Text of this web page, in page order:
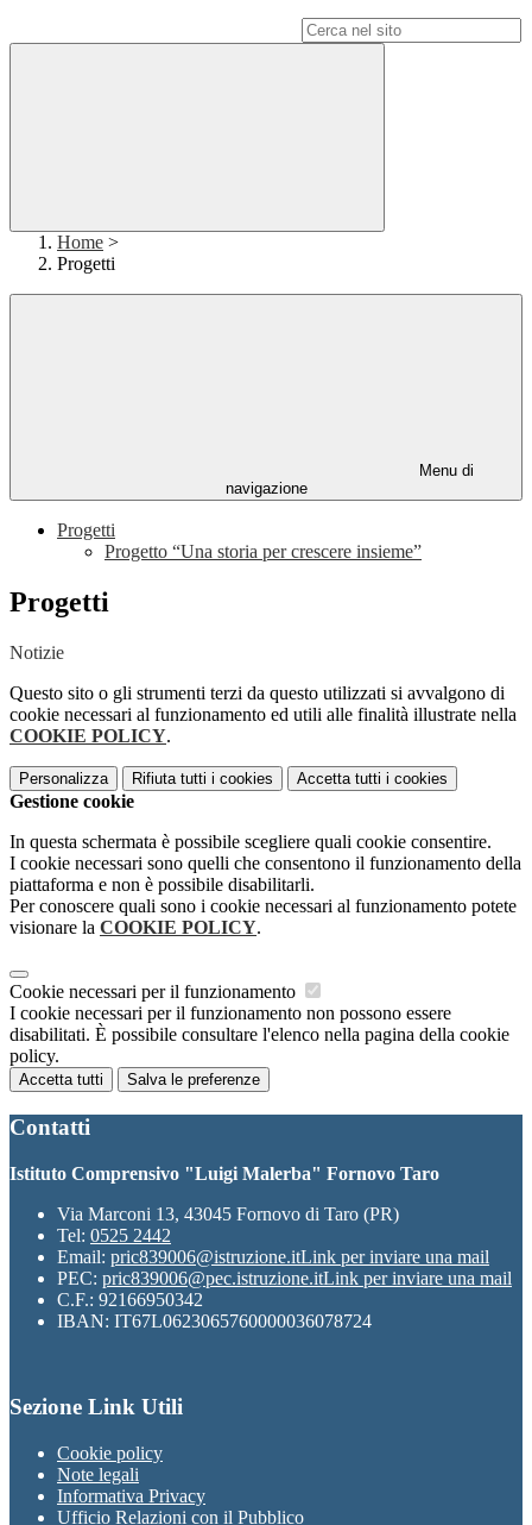
Home >
Progetti
Menu di
navigazione
Progetti
Progetto “Una storia per crescere insieme”
Progetti
Notizie
Questo sito o gli strumenti terzi da questo utilizzati si avvalgono di
cookie necessari al funzionamento ed utili alle finalità illustrate nella
COOKIE POLICY.
Personalizza Rifiuta tutti i cookies Accetta tutti i cookies
Gestione cookie
In questa schermata è possibile scegliere quali cookie consentire.
I cookie necessari sono quelli che consentono il funzionamento della
piattaforma e non è possibile disabilitarli.
Per conoscere quali sono i cookie necessari al funzionamento potete
visionare la COOKIE POLICY.
Cookie necessari per il funzionamento
I cookie necessari per il funzionamento non possono essere
disabilitati. È possibile consultare l'elenco nella pagina della cookie
policy.
Accetta tutti Salva le preferenze
Contatti
Istituto Comprensivo "Luigi Malerba" Fornovo Taro
Via Marconi 13, 43045 Fornovo di Taro (PR)
Tel: 0525 2442
Email: pric839006@istruzione.itLink per inviare una mail
PEC: pric839006@pec.istruzione.itLink per inviare una mail
C.F.: 92166950342
IBAN: IT67L0623065760000036078724
Sezione Link Utili
Cookie policy
Note legali
Informativa Privacy
Ufficio Relazioni con il Pubblico